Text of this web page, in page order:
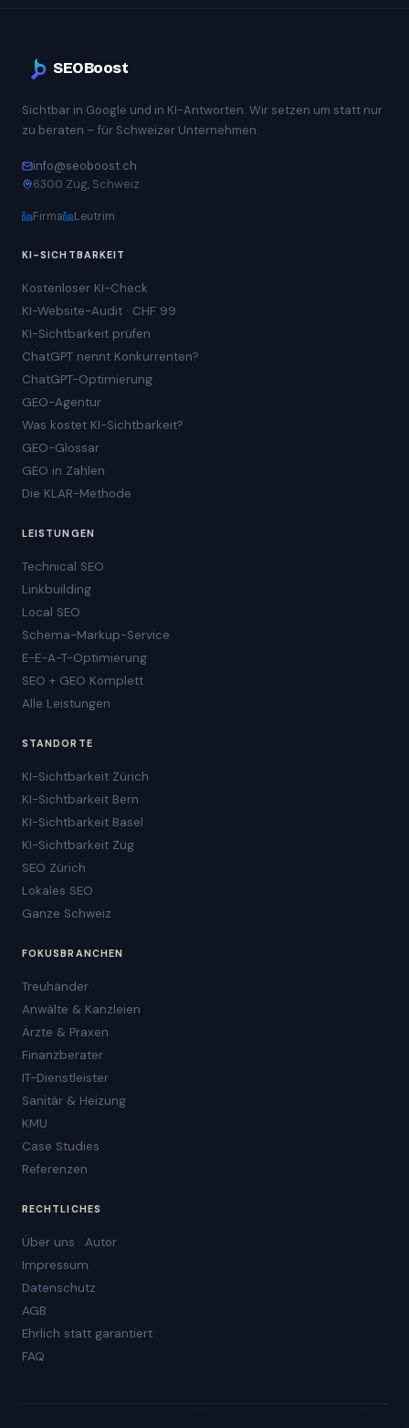
SEOBoost
Sichtbar in Google und in KI-Antworten. Wir setzen um statt nur
zu beraten – für Schweizer Unternehmen.
info@seoboost.ch
6300 Zug, Schweiz
Firma Leutrim
KI-SICHTBARKEIT
Kostenloser KI-Check
KI-Website-Audit · CHF 99
KI-Sichtbarkeit prüfen
ChatGPT nennt Konkurrenten?
ChatGPT-Optimierung
GEO-Agentur
Was kostet KI-Sichtbarkeit?
GEO-Glossar
GEO in Zahlen
Die KLAR-Methode
LEISTUNGEN
Technical SEO
Linkbuilding
Local SEO
Schema-Markup-Service
E-E-A-T-Optimierung
SEO + GEO Komplett
Alle Leistungen
STANDORTE
KI-Sichtbarkeit Zürich
KI-Sichtbarkeit Bern
KI-Sichtbarkeit Basel
KI-Sichtbarkeit Zug
SEO Zürich
Lokales SEO
Ganze Schweiz
FOKUSBRANCHEN
Treuhänder
Anwälte & Kanzleien
Ärzte & Praxen
Finanzberater
IT-Dienstleister
Sanitär & Heizung
KMU
Case Studies
Referenzen
RECHTLICHES
Über uns · Autor
Impressum
Datenschutz
AGB
Ehrlich statt garantiert
FAQ